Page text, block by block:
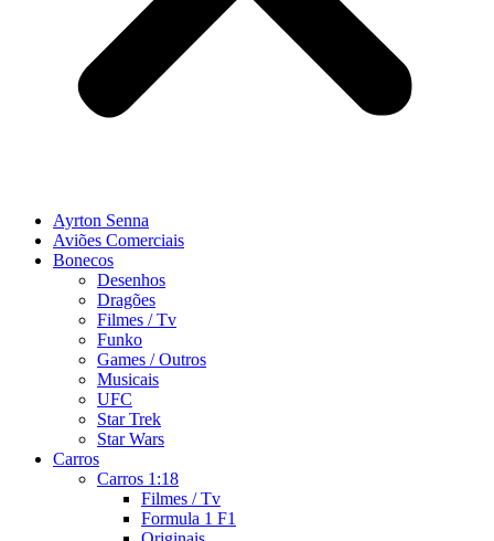
Ayrton Senna
Aviões Comerciais
Bonecos
Desenhos
Dragões
Filmes / Tv
Funko
Games / Outros
Musicais
UFC
Star Trek
Star Wars
Carros
Carros 1:18
Filmes / Tv
Formula 1 F1